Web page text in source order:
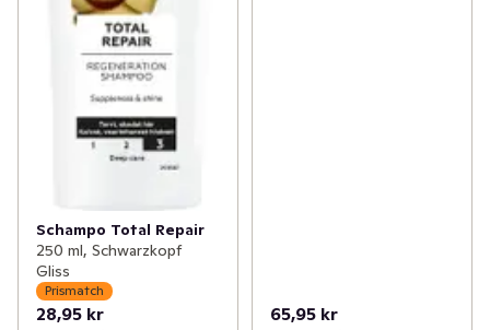
Schampo Total Repair
250 ml, Schwarzkopf
Gliss
Prismatch
28,95 kr 65,95 kr